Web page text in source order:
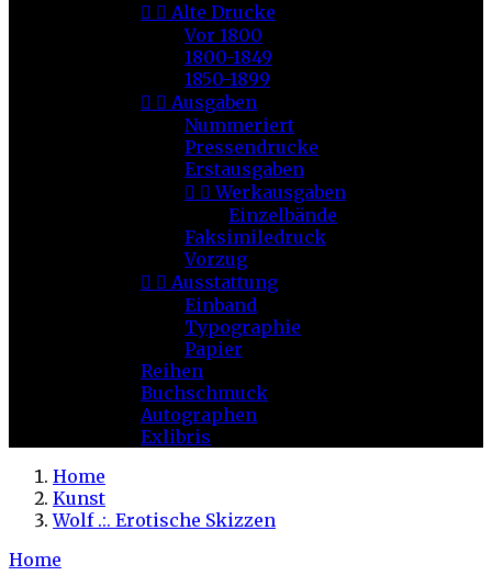
  Alte Drucke
Vor 1800
1800-1849
1850-1899
  Ausgaben
Nummeriert
Pressendrucke
Erstausgaben
  Werkausgaben
Einzelbände
Faksimiledruck
Vorzug
  Ausstattung
Einband
Typographie
Papier
Reihen
Buchschmuck
Autographen
Exlibris
Home
Kunst
Wolf .:. Erotische Skizzen
Home